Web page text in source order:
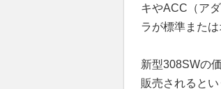
キやACC（ア
ラが標準または
新型308SWの
販売されるとい